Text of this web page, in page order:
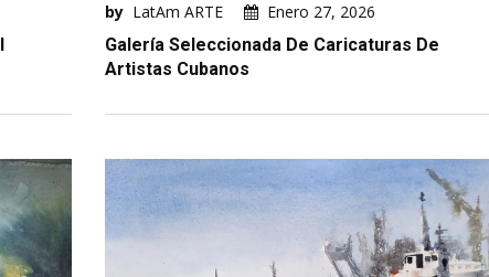
by LatAm ARTE
Enero 27, 2026
Galería Seleccionada De Caricaturas De
Artistas Cubanos